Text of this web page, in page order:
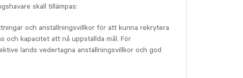
skall tillämpas:
och anställningsvillkor för att kunna rekrytera
och kapacitet att nå uppställda mål. För
lands vedertagna anställningsvillkor och god